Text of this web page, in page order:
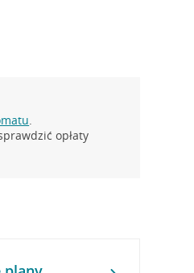
.
opłaty